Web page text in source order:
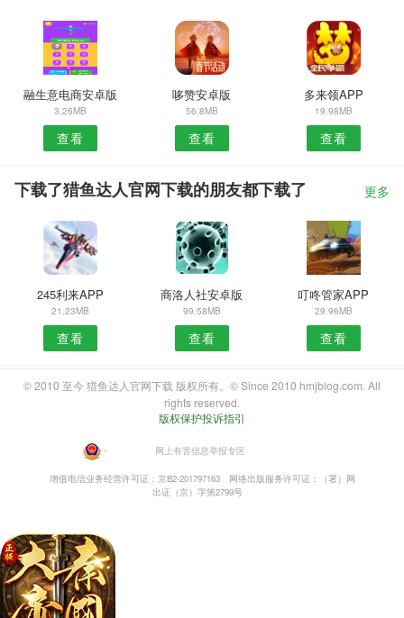
融生意电商安卓版
3.26MB
查看
哆赞安卓版
56.8MB
查看
多来领APP
19.98MB
查看
下载了猎鱼达人官网下载的朋友都下载了 更多
245利来APP
21.23MB
查看
商洛人社安卓版
99.58MB
查看
叮咚管家APP
29.96MB
查看
© 2010 至今 猎鱼达人官网下载 版权所有。© Since 2010 hmjblog.com. All
rights reserved.
版权保护投诉指引
・ 网上有害信息举报专区
增值电信业务经营许可证：京B2-201797163
网络出版服务许可证：（署）网
出证（京）字第2799号